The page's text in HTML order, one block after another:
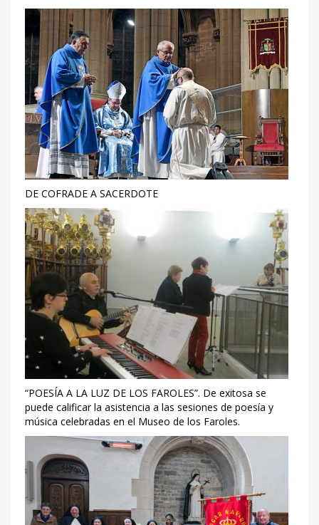
DE COFRADE A SACERDOTE
“POESÍA A LA LUZ DE LOS FAROLES”. De exitosa se
puede calificar la asistencia a las sesiones de poesía y
música celebradas en el Museo de los Faroles.